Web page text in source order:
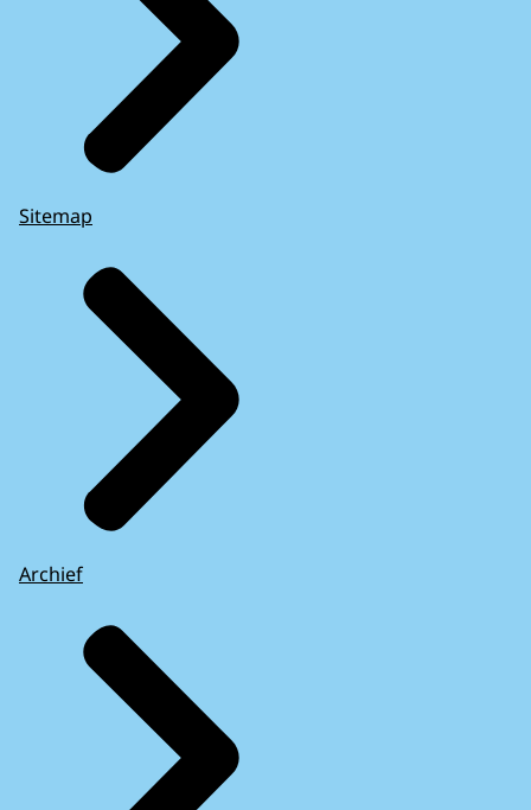
Sitemap
Archief